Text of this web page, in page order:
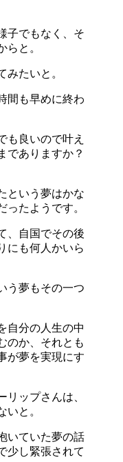
子でもなく、そ
らと。
みたいと。
間も早めに終わ
も良いので叶え
でありますか？
という夢はかな
ったようです。
、自国でその後
にも何人かいら
う夢もその一つ
自分の人生の中
のか、それとも
が夢を実現にす
ップさんは、
いと。
いていた夢の話
少し緊張されて